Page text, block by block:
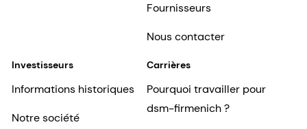
Fournisseurs
Nous contacter
Investisseurs
Informations historiques
Notre société
Carrières
Pourquoi travailler pour
dsm-firmenich ?